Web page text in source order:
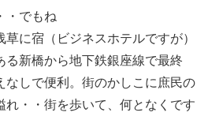
・でもね
に宿（ビジネスホテルですが）
る新橋から地下鉄銀座線で最終
なしで便利。街のかしこに庶民の
れ・・街を歩いて、何となくです